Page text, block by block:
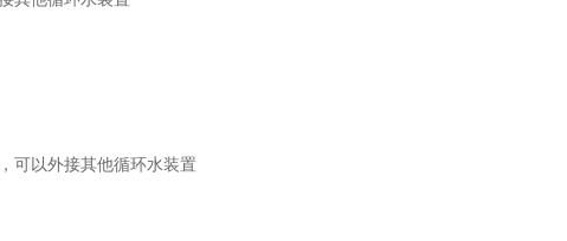
可以外接其他循环水装置